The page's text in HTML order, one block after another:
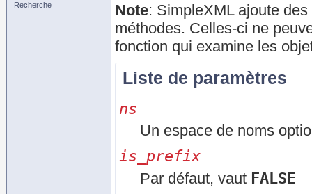
Recherche
Note: SimpleXML ajoute
méthodes. Celles-ci ne
fonction qui examine les
Liste de paramètres
ns
Un espace de noms
is_prefix
Par défaut, vaut FALSE